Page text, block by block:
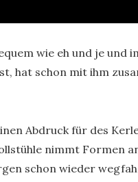
wie eh und je und
hat schon mit ihm
Abdruck für des
nimmt Formen
schon wieder